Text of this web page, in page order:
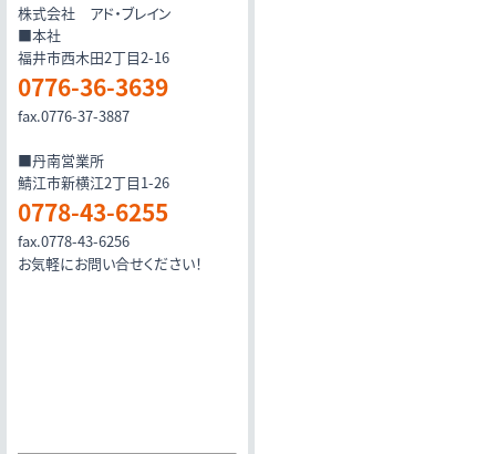
株式会社 アド・ブレイン
■本社
福井市西木田2丁目2-16
0776-36-3639
fax.0776-37-3887
■丹南営業所
鯖江市新横江2丁目1-26
0778-43-6255
fax.0778-43-6256
お気軽にお問い合せください！